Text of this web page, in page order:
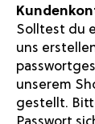
Solltest du
uns
unserem
gestellt.